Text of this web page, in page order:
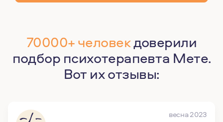
70000+ человекдоверили
подбор психотерапевта Мете.
Вот их отзывы:
весна 2023